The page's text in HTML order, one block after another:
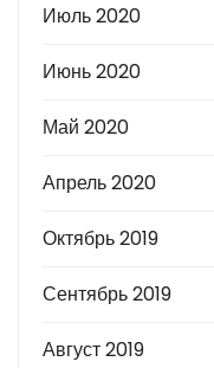
Июль 2020
Июнь 2020
Май 2020
Апрель 2020
Октябрь 2019
Сентябрь 2019
Август 2019